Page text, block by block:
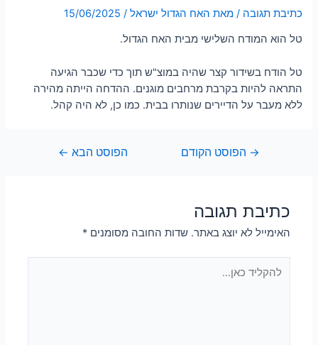
כתיבת תגובה / מאתהאח הגדול ישראל/
15/06/2025
טל הוא המודח השלישי מבית האח הגדול.
טל הודח בשידור קצר שהיה במוצ"ש תוך כדי שכבר הגיעה
התראה להיות בקרבת מרחבים מוגנים. ההדחה הייתה מהירה
ללא מעבר על הדיירים שנותרו בבית. כמו כן, לא היה קהל.
→הפוסט הקודם הפוסט הבא←
כתיבת תגובה
האימייל לא יוצג באתר. שדות החובה מסומנים*